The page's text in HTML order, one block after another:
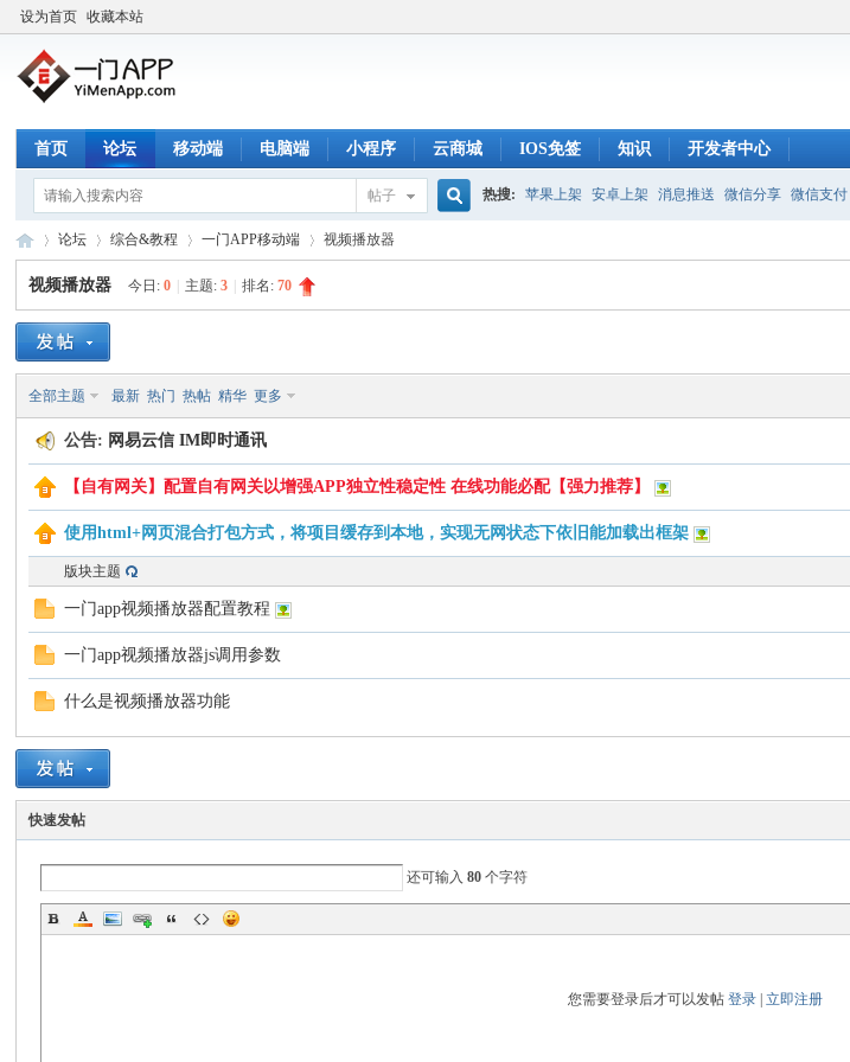
设为首页 收藏本站
首页 论坛 移动端 电脑端 小程序 云商城 IOS免签 知识 开发者中心
帖子 热搜: 苹果上架 安卓上架 消息推送 微信分享 微信支付
AP
»
论坛
›
综合&教程 一门APP移动端 视频播放器
视频播放器 今日:0 主题:3 排名:70
全部主题 最新 热门 热帖 精华 更多
公告: 网易云信 IM即时通讯
【自有网关】配置自有网关以增强APP独立性稳定性 在线功能必配【强力推荐】
使用html+网页混合打包方式，将项目缓存到本地，实现无网状态下依旧能加载出框架
版块主题
一门app视频播放器配置教程
一门app视频播放器js调用参数
什么是视频播放器功能
快速发帖
还可输入80 个字符
您需要登录后才可以发帖登录 |立即注册